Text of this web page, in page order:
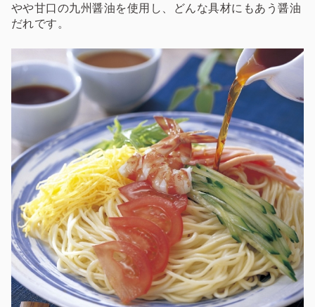
やや甘口の九州醤油を使用し、どんな具材にもあう醤油
だれです。